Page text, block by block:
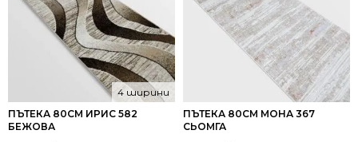
ПЪТЕКА 80СМ ИРИС 582
БЕЖОВА
4 ширини
ПЪТЕКА 80СМ МОНА 367
СЬОМГА